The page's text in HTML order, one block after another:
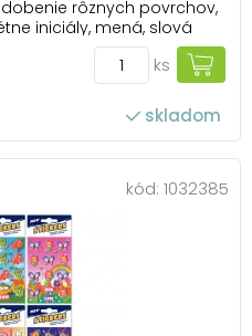
rôznych povrchov,
iniciály, mená, slová
personalizáciu
diárov, blahoželaní
veľmi jednoduchá, st...
ks
skladom
kód: 1032385